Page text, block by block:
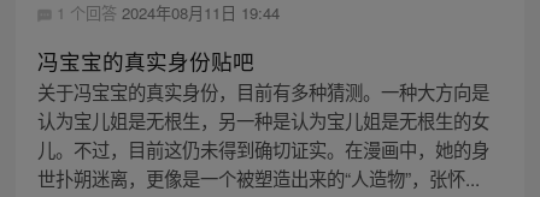
1 个回答 2024年08月11日 19:44
冯宝宝的真实身份贴吧
关于冯宝宝的真实身份，目前有多种猜测。一种大方向是
认为宝儿姐是无根生，另一种是认为宝儿姐是无根生的女
儿。不过，目前这仍未得到确切证实。在漫画中，她的身
世扑朔迷离，更像是一个被塑造出来的“人造物”，张怀...